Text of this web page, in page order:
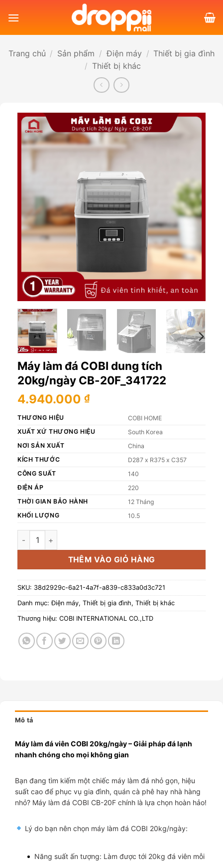
qua
Trang chủ / Sản phẩm / Điện máy / Thiết bị gia đình
/ Thiết bị khác
Máy làm đá COBI dung tích
20kg/ngày CB-20F_341722
4.940.000 ₫
THƯƠNG HIỆU
COBI HOME
XUẤT XỨ THƯƠNG HIỆU
South Korea
NƠI SẢN XUẤT
China
KÍCH THƯỚC
D287 x R375 x C357
CÔNG SUẤT
140
ĐIỆN ÁP
220
THỜI GIAN BẢO HÀNH
12 Tháng
KHỐI LƯỢNG
10.5
Máy làm đá COBI dung tích 20kg/ngày CB-20F_341722 số
THÊM VÀO GIỎ HÀNG
SKU: 38d2929c-6a21-4a7f-a839-c833a0d3c721
Danh mục:Điện máy, Thiết bị gia đình, Thiết bị khác
Thương hiệu: COBI INTERNATIONAL CO.,LTD
Mô tả
Máy làm đá viên COBI 20kg/ngày – Giải pháp đá lạnh
nhanh chóng cho mọi không gian
Bạn đang tìm kiếm một chiếc máy làm đá nhỏ gọn, hiệu
suất cao để phục vụ gia đình, quán cà phê hay nhà hàng
nhỏ? Máy làm đá COBI CB-20F chính là lựa chọn hoàn hảo!
Lý do bạn nên chọn máy làm đá COBI 20kg/ngày:
Năng suất ấn tượng: Làm được tới 20kg đá viên mỗi